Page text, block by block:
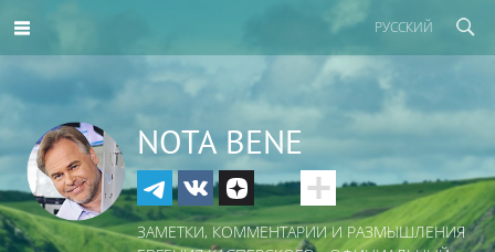
РУССКИЙ
NOTA BENE
ЗАМЕТКИ, КОММЕНТАРИИ И РАЗМЫШЛЕНИЯ